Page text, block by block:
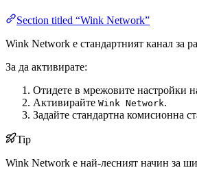
Section titled “Wink Network”
Wink Network е стандартният канал за
За да активирате:
Отидете в мрежовите настройки
Активирайте Wink Network.
Задайте стандартна комисионна
Tip
Wink Network е най-лесният начин за